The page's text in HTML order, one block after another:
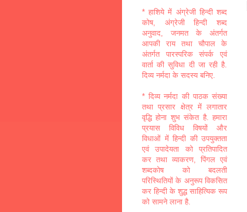
* हाशिये में अंग्रेजी हिन्दी शब्द
कोष, अंग्रेजी हिन्दी शब्द
अनुवाद, जनमत के अंतर्गत
आपकी राय तथा चौपाल के
अंतर्गत पारस्परिक संपर्क एवं
वार्ता की सुविधा दी जा रही है.
दिव्य नर्मदा के सदस्य बनिए.
* दिव्य नर्मदा की पाठक संख्या
तथा प्रसार क्षेत्र में लगातार
वृद्धि होना शुभ संकेत है. हमारा
प्रयास विविध विषयों और
विधाओं में हिन्दी की उपयुक्तता
एवं उपादेयता को प्रतिपादित
कर तथा व्याकरण, पिंगल एवं
शब्दकोष को बदलती
परिस्थितियों के अनुरूप विकसित
कर हिन्दी के शुद्ध साहित्यिक रूप
को सामने लाना है.